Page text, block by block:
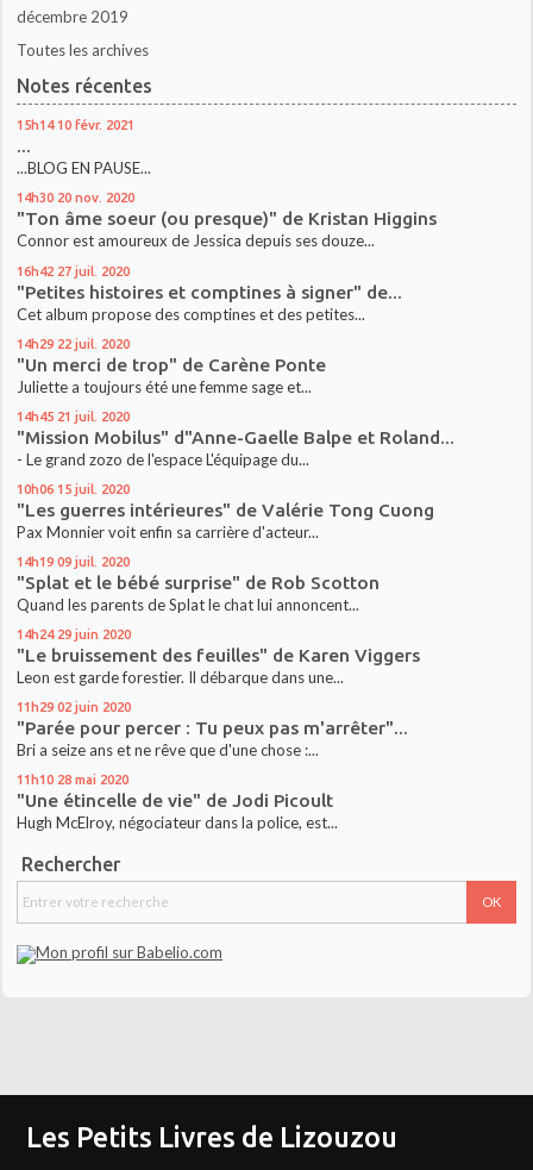
décembre 2019
Toutes les archives
Notes récentes
15h14 10 févr. 2021
...
...BLOG EN PAUSE...
14h30 20 nov. 2020
"Ton âme soeur (ou presque)" de Kristan Higgins
Connor est amoureux de Jessica depuis ses douze...
16h42 27 juil. 2020
"Petites histoires et comptines à signer" de...
Cet album propose des comptines et des petites...
14h29 22 juil. 2020
"Un merci de trop" de Carène Ponte
Juliette a toujours été une femme sage et...
14h45 21 juil. 2020
"Mission Mobilus" d"Anne-Gaelle Balpe et Roland...
- Le grand zozo de l'espace L'équipage du...
10h06 15 juil. 2020
"Les guerres intérieures" de Valérie Tong Cuong
Pax Monnier voit enfin sa carrière d'acteur...
14h19 09 juil. 2020
"Splat et le bébé surprise" de Rob Scotton
Quand les parents de Splat le chat lui annoncent...
14h24 29 juin 2020
"Le bruissement des feuilles" de Karen Viggers
Leon est garde forestier. Il débarque dans une...
11h29 02 juin 2020
"Parée pour percer : Tu peux pas m'arrêter"...
Bri a seize ans et ne rêve que d'une chose :...
11h10 28 mai 2020
"Une étincelle de vie" de Jodi Picoult
Hugh McElroy, négociateur dans la police, est...
Rechercher
Les Petits Livres de Lizouzou